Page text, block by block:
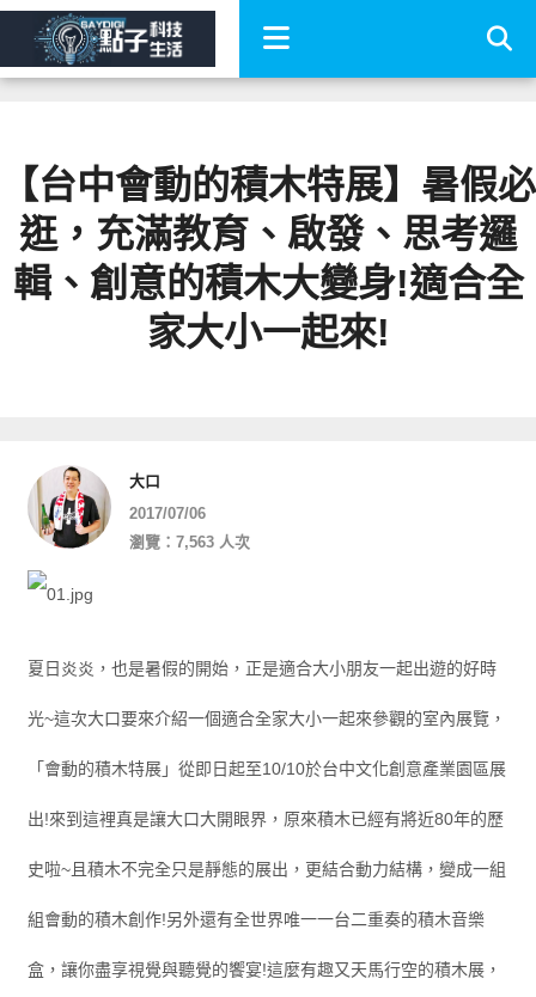
【台中會動的積木特展】暑假必
逛，充滿教育、啟發、思考邏
輯、創意的積木大變身!適合全
家大小一起來!
大口
2017/07/06
瀏覽：7,563 人次
夏日炎炎，也是暑假的開始，正是適合大小朋友一起出遊的好時
光~這次大口要來介紹一個適合全家大小一起來參觀的室內展覽，
「會動的積木特展」從即日起至10/10於台中文化創意產業園區展
出!來到這裡真是讓大口大開眼界，原來積木已經有將近80年的歷
史啦~且積木不完全只是靜態的展出，更結合動力結構，變成一組
組會動的積木創作!另外還有全世界唯一一台二重奏的積木音樂
盒，讓你盡享視覺與聽覺的饗宴!這麼有趣又天馬行空的積木展，